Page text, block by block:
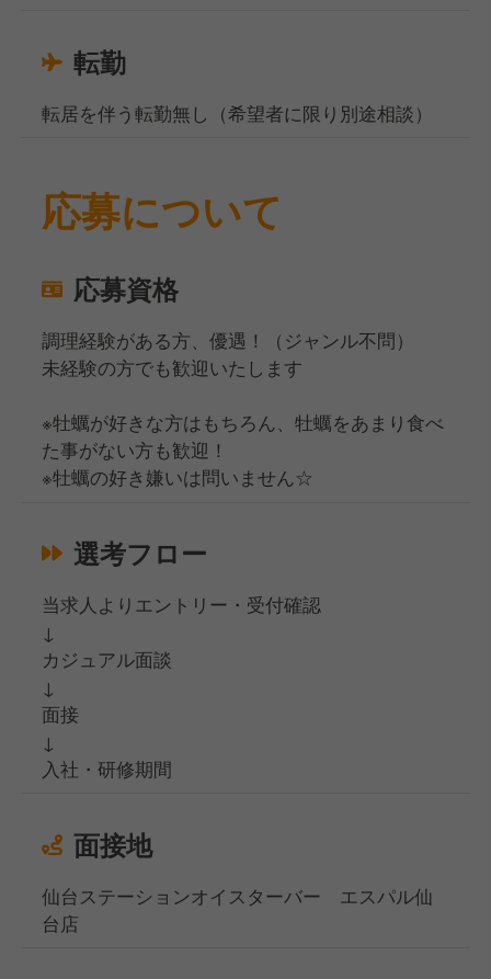
転勤
転居を伴う転勤無し（希望者に限り別途相談）
応募について
応募資格
調理経験がある方、優遇！（ジャンル不問）
未経験の方でも歓迎いたします
※牡蠣が好きな方はもちろん、牡蠣をあまり食べ
た事がない方も歓迎！
※牡蠣の好き嫌いは問いません☆
選考フロー
当求人よりエントリー・受付確認
↓
カジュアル面談
↓
面接
↓
入社・研修期間
面接地
仙台ステーションオイスターバー エスパル仙
台店